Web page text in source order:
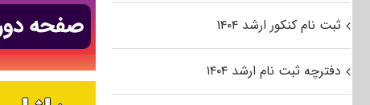
ثبت نام کنکور ارشد ۱۴۰۴
دفترچه ثبت نام ارشد ۱۴۰۴